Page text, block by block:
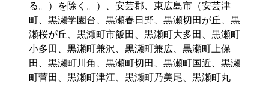
る。）を除く。）、安芸郡、東広島市（安芸津
町、黒瀬学園台、黒瀬春日野、黒瀬切田が丘、黒
瀬桜が丘、黒瀬町市飯田、黒瀬町大多田、黒瀬町
小多田、黒瀬町兼沢、黒瀬町兼広、黒瀬町上保
田、黒瀬町川角、黒瀬町切田、黒瀬町国近、黒瀬
町菅田、黒瀬町津江、黒瀬町乃美尾、黒瀬町丸